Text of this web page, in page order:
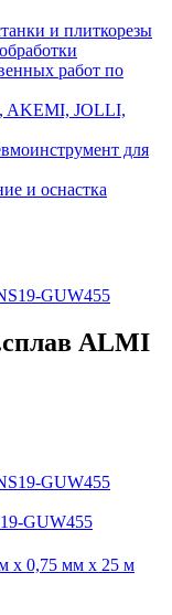
и плиткорезы
работ по
AKEMI, JOLLI,
для
и оснастка
ALMI
GUW455